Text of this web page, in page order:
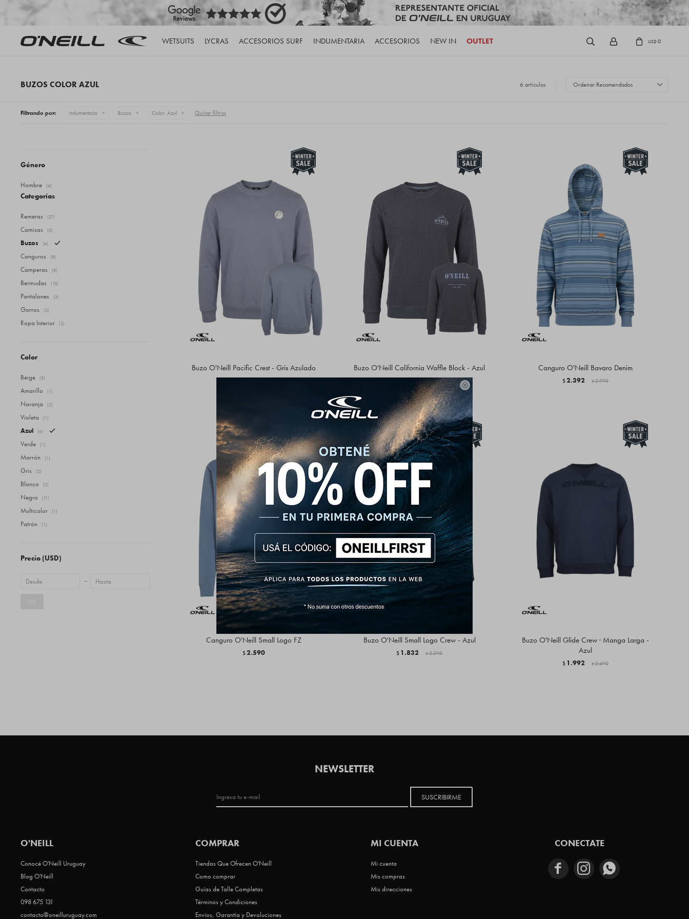

WETSUITS LYCRAS ACCESORIOS SURF INDUMENTARIA ACCESORIOS NEW IN OUTLET USD0
BUZOS COLOR AZUL 6 artículos Recomendados
Filtrando por: Indumentaria Buzos Color: Azul Quitar filtros
Buzo O'Neill Pacific Crest - Gris Azulado
1.752
Buzo O'Neill California Waffle Block - Azul
2.392 $ 2.990
Canguro O'Neill Bavaro Denim
$2.392 $ 2.990
Canguro O'Neill Small Logo FZ
$2.590
Buzo O'Neill Small Logo Crew - Azul
$ 1.832 $ 2.290
Buzo O'Neill Glide Crew · Manga Larga -
Azul
$ 1.992 $ 2.490
Categorías
Remeras (27)
Camisas (3)
Buzos (6)
Canguros (8)
Camperas (8)
Bermudas (10)
Pantalones (3)
Gorros (2)
Ropa Interior (2)
Precio (USD)
Color
Beige (3)
Amarillo (1)
Naranja (2)
Violeta (1)
Azul (6)
Verde (1)
Marrón (1)
Gris (2)
Blanco (2)
Negro (11)
Multicolor (1)
Patrón (1)
Género
Hombre (6)
CONECTATE
  
O'NEILL
Conocé O'Neill Uruguay
Blog O'Neill
Contacto
098 675 131
contacto@oneilluruguay.com
COMPRAR
Tiendas Que Ofrecen O'Neill
Como comprar
Guías de Talle Completas
Términos y Condiciones
Envíos, Garantía y Devoluciones
MI CUENTA
Mi cuenta
Mis compras
Mis direcciones
NEWSLETTER
SUSCRIBIRME